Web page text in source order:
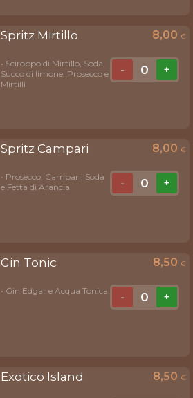
Spritz Mirtillo 8,00 €
• Sciroppo di Mirtillo, Soda,
Succo di limone, Prosecco e
Mirtilli
- 0 +
Spritz Campari 8,00 €
• Prosecco, Campari, Soda
e Fetta di Arancia
- 0 +
Gin Tonic 8,50 €
• Gin Edgar e Acqua Tonica
- 0 +
Exotico Island 8,50 €